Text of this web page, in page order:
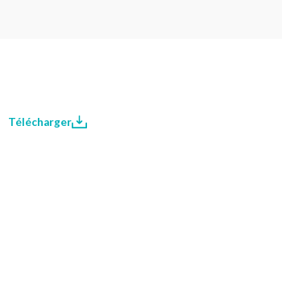
Télécharger